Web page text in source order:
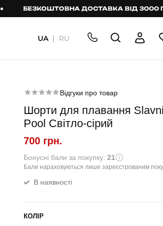
БЕЗКОШТОВНА ДОСТАВКА ВІД 3000 ГРН.
шорти
Шорти
UA RU
Відгуки про товар
Шорти для плавання
Pool Світло-сірий
700 грн.
Бонусні бали за покупку:21
Бали нараховуються лише зареєстрованим
В наявності
КОЛІР